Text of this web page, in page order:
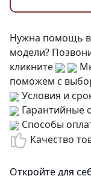
Нужна помощь в
модели?
кликните
поможем с
Условия и
Гарантийные
Способы
Качество
Откройте для